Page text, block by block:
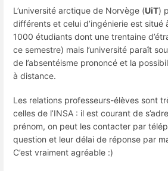
L’université arctique de Norvège (UiT)
différents et celui d’ingénierie est situé
1000 étudiants dont une trentaine
ce semestre) mais l’université paraît
de l’absentéisme prononcé et la
à distance.
Les relations professeurs-élèves sont
celles de l’INSA : il est courant de
prénom, on peut les contacter par
question et leur délai de réponse par
C’est vraiment agréable :)